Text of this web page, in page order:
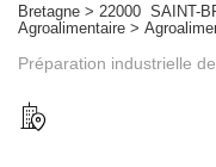
Bretagne > 22000 SAINT-
Agroalimentaire >
Préparation industrielle